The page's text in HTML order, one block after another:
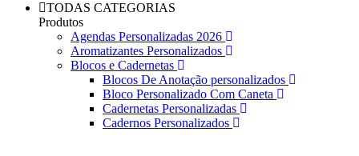
TODAS CATEGORIAS
Produtos
Agendas Personalizadas 2026
Aromatizantes Personalizados
Blocos e Cadernetas
Blocos De Anotação personalizados
Bloco Personalizado Com Caneta
Cadernetas Personalizadas
Cadernos Personalizados